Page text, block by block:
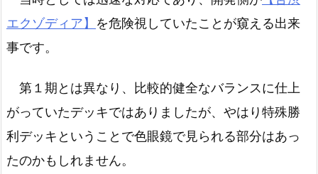
エクゾディア】 を危険視していたことが窺える出来
事です。
第１期とは異なり、比較的健全なバランスに仕上
がっていたデッキではありましたが、やはり特殊勝
利デッキということで色眼鏡で見られる部分はあっ
たのかもしれません。